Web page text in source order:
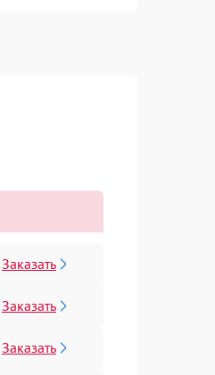
Заказать
Заказать
Заказать